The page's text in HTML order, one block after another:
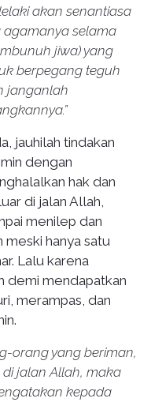
akan senantiasa
selama
jiwa) yang
berpegang teguh
janganlah
jauhilah tindakan
dengan
hak dan
di jalan Allah,
menilep dan
hanya satu
Lalu karena
demi mendapatkan
merampas, dan
orang yang beriman,
jalan Allah, maka
kepada